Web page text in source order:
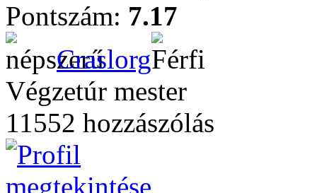
Pontszám: 7.17
Craslorg
Végzetúr mester
11552 hozzászólás